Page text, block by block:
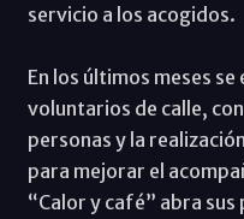
servicio a los acogidos.
En los últimos meses
voluntarios de calle,
personas y la
para mejorar el
“Calor y café” abra